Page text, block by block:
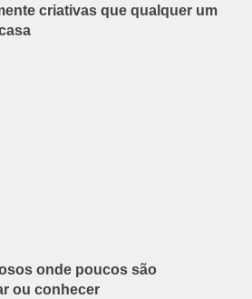
criativas que qualquer um
onde poucos são
ou conhecer